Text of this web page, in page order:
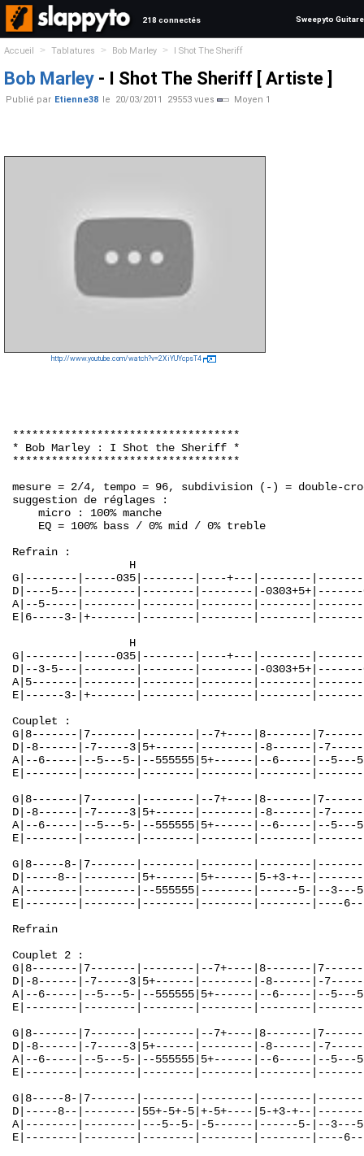
218 connectés Sweepyto Guitare
Accueil > Tablatures > Bob Marley > I Shot The Sheriff
Bob Marley - I Shot The Sheriff [ Artiste ]
Publié par Etienne38 le 20/03/2011 29553 vues Moyen 1
http://www.youtube.com/watch?v=2XiYUYcpsT4
***********************************
* Bob Marley : I Shot the Sheriff *
***********************************
mesure = 2/4, tempo = 96, subdivision (-) = double-
suggestion de réglages :
    micro : 100% manche
    EQ = 100% bass / 0% mid / 0% treble
Refrain :
                  H
G|--------|-----035|--------|----+---|--------
D|----5---|--------|--------|--------|-0303+5+|-------
A|--5-----|--------|--------|--------|--------
E|6-----3-|+-------|--------|--------|--------
                  H
G|--------|-----035|--------|----+---|--------
D|--3-5---|--------|--------|--------|-0303+5+|-------
A|5-------|--------|--------|--------|--------
E|------3-|+-------|--------|--------|--------
Couplet :
G|8-------|7-------|--------|--7+----|8-------
D|-8------|-7-----3|5+------|--------|-8------|-7-----
A|--6-----|--5---5-|--555555|5+------|--6-----|--5---
E|--------|--------|--------|--------|--------
G|8-------|7-------|--------|--7+----|8-------
D|-8------|-7-----3|5+------|--------|-8------|-
A|--6-----|--5---5-|--555555|5+------|--6-----|--5---
E|--------|--------|--------|--------|--------
G|8-----8-|7-------|--------|--------|--------
D|-----8--|--------|5+------|5+------|5-+3-+--
A|--------|--------|--555555|--------|------5-|--
E|--------|--------|--------|--------|--------|----
Refrain
Couplet 2 :
G|8-------|7-------|--------|--7+----|8-------
D|-8------|-7-----3|5+------|--------|-8------|-7-----
A|--6-----|--5---5-|--555555|5+------|--6-----|--5---
E|--------|--------|--------|--------|--------
G|8-------|7-------|--------|--7+----|8-------
D|-8------|-7-----3|5+------|--------|-8------|-7-----
A|--6-----|--5---5-|--555555|5+------|--6-----|--5---
E|--------|--------|--------|--------|--------
G|8-----8-|7-------|--------|--------|--------
D|-----8--|--------|55+-5+-5|+-5+----|5-+3-+--
A|--------|--------|---5--5-|-5------|------5-|--3---
E|--------|--------|--------|--------|--------|----